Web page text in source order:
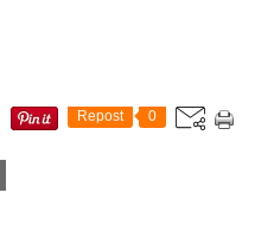
Repost 0